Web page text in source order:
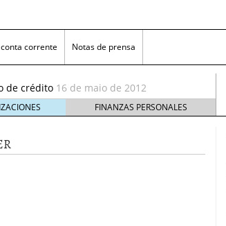
corrente Notas de prensa
maio de 2012
2011
de crédito 16 de maio de 2012
FINANZAS PERSONALES